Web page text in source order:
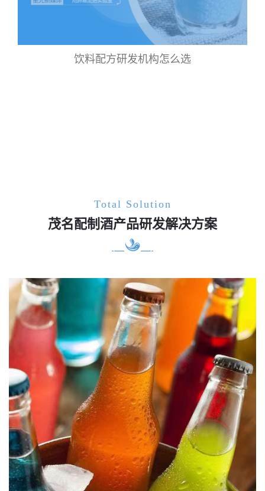
饮料配方研发机构怎么选
Total Solution
茂名配制酒产品研发解决方案